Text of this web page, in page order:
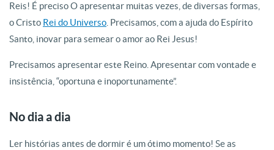
Reis! É preciso O apresentar muitas vezes, de diversas formas,
o Cristo Rei do Universo . Precisamos, com a ajuda do Espírito
Santo, inovar para semear o amor ao Rei Jesus!
Precisamos apresentar este Reino. Apresentar com vontade e
insistência, “oportuna e inoportunamente”.
No dia a dia
Ler histórias antes de dormir é um ótimo momento! Se as